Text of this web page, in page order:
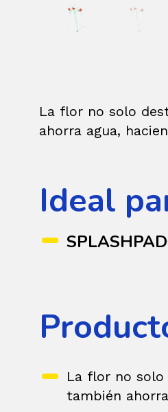
La flor no solo
ahorra agua,
Ideal
La flor no
también